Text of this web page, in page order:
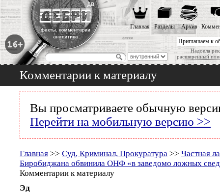
Приглашаем к
Надоела
расширенный
Главная Разделы Архив
Комментарии к материалу
Вы просматриваете обычную
Перейти на мобильную версию >>
Главная >> Суд, Криминал, Прокуратура >> Частная
Биробиджана обвинила ОНФ «в заведомо ложных
Комментарии к материалу
Эд